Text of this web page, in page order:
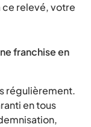
ce relevé, votre
franchise en
régulièrement.
en tous